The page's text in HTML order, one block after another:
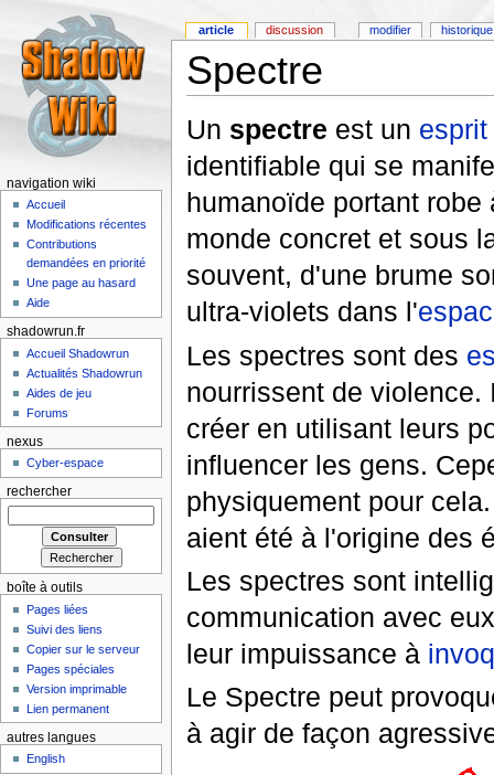
Spectre
Un spectre est un esprit
identifiable qui se
humanoïde portant
monde concret et sous
souvent, d'une brume
ultra-violets dans l'
Les spectres sont des
nourrissent de violence.
créer en utilisant leurs
influencer les gens.
physiquement pour
aient été à l'origine des
Les spectres sont
communication avec
leur impuissance à
Le Spectre peut
à agir de façon
article discussion modifier historique
navigation wiki
Accueil
Modifications récentes
Contributions
demandées en priorité
Une page au hasard
Aide
shadowrun.fr
Accueil Shadowrun
Actualités Shadowrun
Aides de jeu
Forums
nexus
Cyber-espace
rechercher
boîte à outils
Pages liées
Suivi des liens
Copier sur le serveur
Pages spéciales
Version imprimable
Lien permanent
autres langues
English